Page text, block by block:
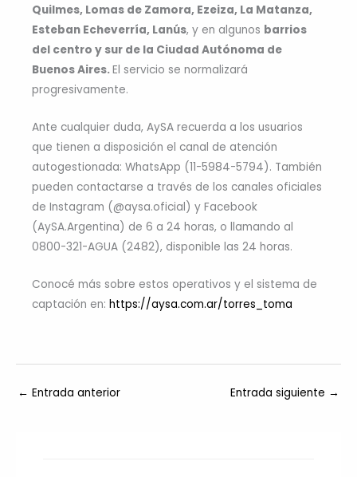
Quilmes, Lomas de Zamora, Ezeiza, La Matanza,
Esteban Echeverría, Lanús, y en algunos barrios
del centro y sur de la Ciudad Autónoma de
Buenos Aires.El servicio se normalizará
progresivamente.
Ante cualquier duda, AySA recuerda a los usuarios
que tienen a disposición el canal de atención
autogestionada: WhatsApp (11-5984-5794). También
pueden contactarse a través de los canales oficiales
de Instagram (@aysa.oficial) y Facebook
(AySA.Argentina) de 6 a 24 horas, o llamando al
0800-321-AGUA (2482), disponible las 24 horas.
Conocé más sobre estos operativos y el sistema de
captación en: https://aysa.com.ar/torres_toma
← Entrada anterior Entrada siguiente →